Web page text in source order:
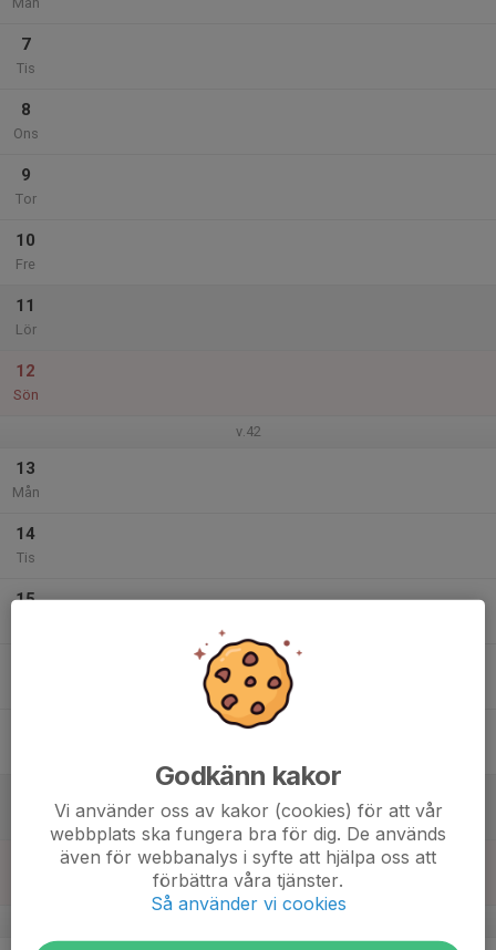
7
Tis
8
Ons
9
Tor
10
Fre
11
Lör
12
Sön
v.42
13
Mån
14
Tis
15
Godkänn kakor
Vi använder oss av kakor (cookies) för att vår
webbplats ska fungera bra för dig. De används
även för webbanalys i syfte att hjälpa oss att
förbättra våra tjänster.
Så använder vi cookies